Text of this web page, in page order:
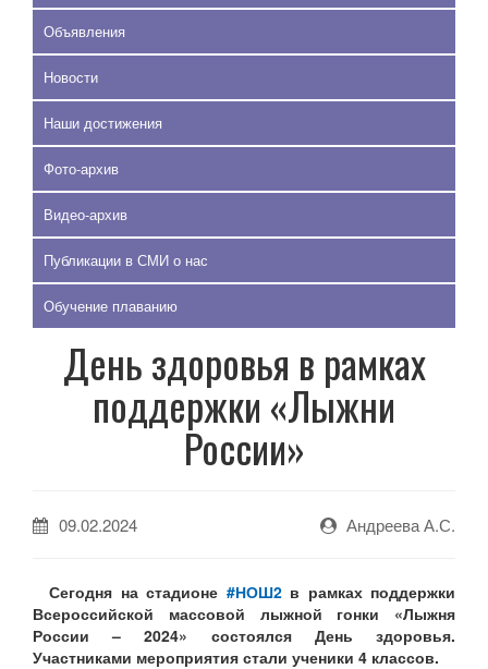
Объявления
Новости
Наши достижения
Фото-архив
Видео-архив
Публикации в СМИ о нас
Обучение плаванию
День здоровья в рамках
поддержки «Лыжни
России»
09.02.2024 Андреева А.С.
Сегодня на стадионе #НОШ2в рамках поддержки
Всероссийской массовой лыжной гонки «Лыжня
России – 2024» состоялся День здоровья.
Участниками мероприятия стали ученики 4 классов.